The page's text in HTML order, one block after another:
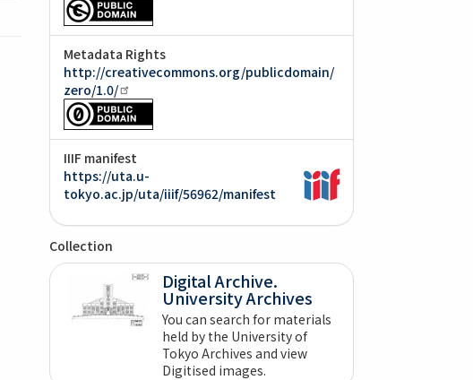
Metadata Rights
http://creativecommons.org/publicdomain/
zero/1.0/
IIIF manifest
https://uta.u-
tokyo.ac.jp/uta/iiif/56962/manifest
Collection
Digital Archive.
University Archives
You can search for materials
held by the University of
Tokyo Archives and view
Digitised images.